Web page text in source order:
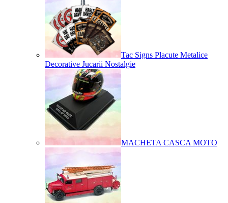
Tac Signs Placute Metalice
Decorative Jucarii Nostalgie
MACHETA CASCA MOTO